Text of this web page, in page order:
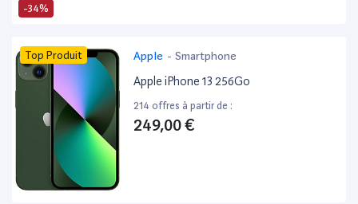
-34%
Top Produit Apple - Smartphone
Apple iPhone 13 256Go
214 offres à partir de :
249,00 €